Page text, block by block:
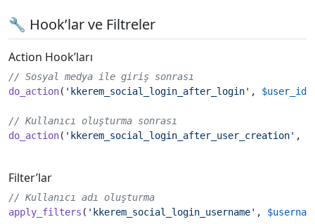
🔧 Hook’lar ve Filtreler
Action Hook’ları
// Sosyal medya ile giriş sonrası
do_action( 'kkerem_social_login_after_login' , $user_id
// Kullanıcı oluşturma sonrası
do_action( 'kkerem_social_login_after_user_creation' ,
Filter’lar
// Kullanıcı adı oluşturma
apply_filters ( 'kkerem_social_login_username' , $